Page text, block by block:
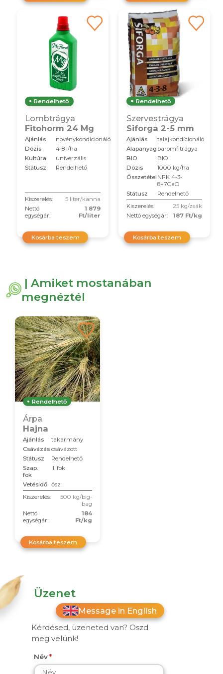
Rendelhető
Lombtrágya
Fitohorm 24 Mg
Ajánlás
növénykondícionáló
Dózis
4-8 l/ha
Kultúra
univerzális
Státusz
Rendelhető
Kiszerelés:
5 liter/kanna
Nettó
egységár:
1 879
Ft/liter
Kosárba teszem
Rendelhető
Szervestrágya
Siforga 2-5 mm
Ajánlás
talajkondícionáló
Alapanyag baromfitrágya
BIO
BIO
Dózis
1000 kg/ha
Összetétel NPK 4-3-
8+7CaO
Státusz
Rendelhető
Kiszerelés:
25 kg/zsák
Nettó egységár:
187 Ft/kg
Kosárba teszem
| Amiket mostanában
megnéztél
Rendelhető
Árpa
Hajna
Ajánlás
takarmány
Csávázás csávázott
Státusz
Rendelhető
Szap.
fok
II. fok
Vetésidő ősz
Kiszerelés:
500 kg/big-
bag
Nettó
egységár:
184
Ft/kg
Kosárba teszem
Üzenet
Message in English
Kérdésed, üzeneted van? Oszd
meg velünk!
Név